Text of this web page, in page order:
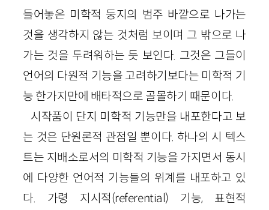
들어놓은 미학적 둥지의 범주 바깥으로 나가는
것을 생각하지 않는 것처럼 보이며 그 밖으로 나
가는 것을 두려워하는 듯 보인다. 그것은 그들이
언어의 다원적 기능을 고려하기보다는 미학적 기
능 한가지만에 배타적으로 골몰하기 때문이다.
시작품이 단지 미학적 기능만을 내포한다고 보
는 것은 단원론적 관점일 뿐이다. 하나의 시 텍스
트는 지배소로서의 미학적 기능을 가지면서 동시
에 다양한 언어적 기능들의 위계를 내포하고 있
다. 가령 지시적(referential) 기능, 표현적